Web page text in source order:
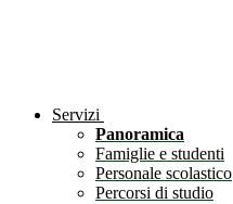
Servizi
Panoramica
Famiglie e studenti
Personale scolastico
Percorsi di studio